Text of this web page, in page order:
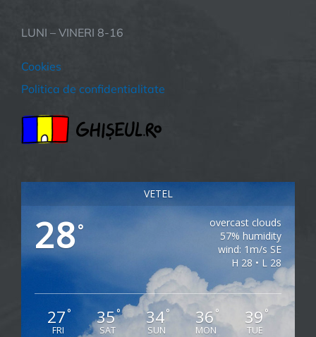
LUNI – VINERI 8-16
Cookies
Politica de confidentialitate
VETEL
28°
overcast clouds
57% humidity
wind: 1m/s SE
H 28 • L 28
27°
FRI
35°
SAT
34°
SUN
36 °
MON
39 °
TUE